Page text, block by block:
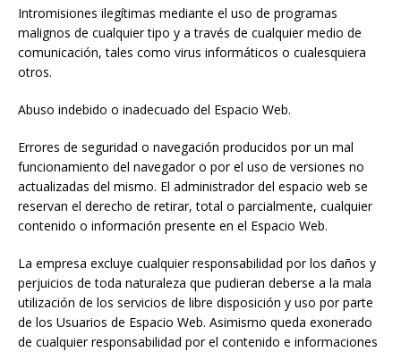
Intromisiones ilegítimas mediante el uso de programas
malignos de cualquier tipo y a través de cualquier medio de
comunicación, tales como virus informáticos o cualesquiera
otros.
Abuso indebido o inadecuado del Espacio Web.
Errores de seguridad o navegación producidos por un mal
funcionamiento del navegador o por el uso de versiones no
actualizadas del mismo. El administrador del espacio web se
reservan el derecho de retirar, total o parcialmente, cualquier
contenido o información presente en el Espacio Web.
La empresa excluye cualquier responsabilidad por los daños y
perjuicios de toda naturaleza que pudieran deberse a la mala
utilización de los servicios de libre disposición y uso por parte
de los Usuarios de Espacio Web. Asimismo queda exonerado
de cualquier responsabilidad por el contenido e informaciones